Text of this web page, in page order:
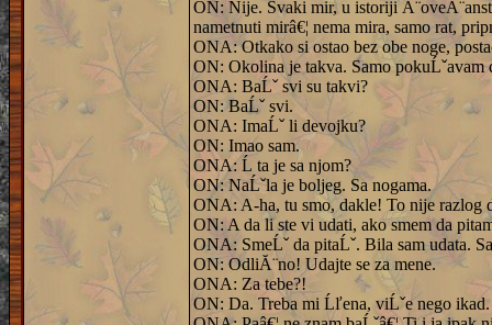
ON: Nije. Svaki mir, u istoriji
nametnuti mirâ€¦ nema mira, samo rat,
ONA: Otkako si ostao bez obe noge,
ON: Okolina je takva. Samo pokuĹˇavam
ONA: BaĹˇ svi su takvi?
ON: BaĹˇ svi.
ONA: ImaĹˇ li devojku?
ON: Imao sam.
ONA: Ĺ ta je sa njom?
ON: NaĹˇla je boljeg. Sa nogama.
ONA: A-ha, tu smo, dakle! To nije razlog
ON: A da li ste vi udati, ako smem da
ONA: SmeĹˇ da pitaĹˇ. Bila sam udata.
ON: OdliĂ¨no! Udajte se za mene.
ONA: Za tebe?!
ON: Da. Treba mi Ĺľena, viĹˇe nego